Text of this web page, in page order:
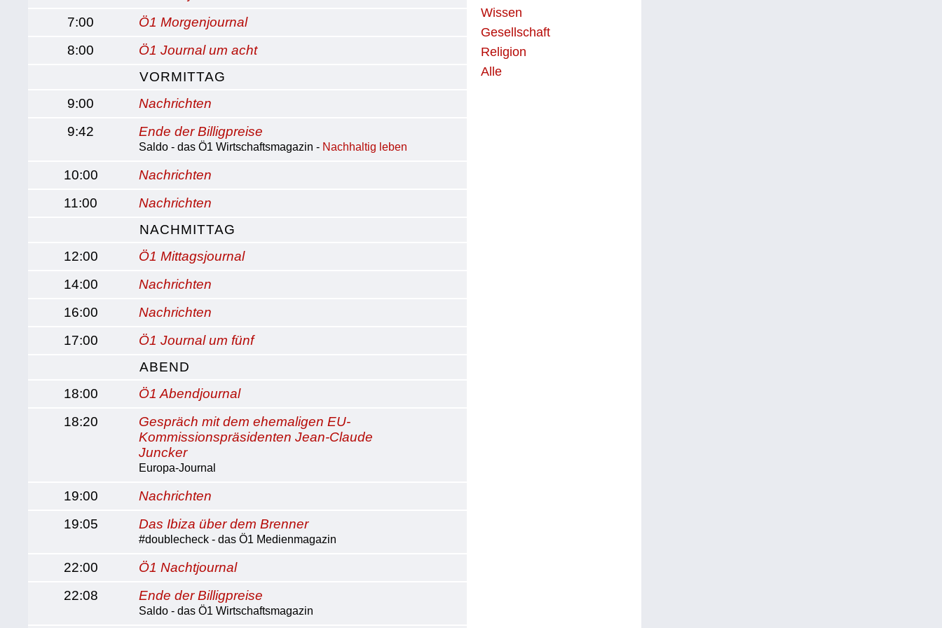
Wissen
Gesellschaft
Religion
Alle
7:00
Ö1 Morgenjournal
8:00
Ö1 Journal um acht
VORMITTAG
9:00
Nachrichten
9:42
Ende der Billigpreise
Saldo - das Ö1 Wirtschaftsmagazin - Nachhaltig leben
10:00
Nachrichten
11:00
Nachrichten
NACHMITTAG
12:00
Ö1 Mittagsjournal
14:00
Nachrichten
16:00
Nachrichten
17:00
Ö1 Journal um fünf
ABEND
18:00
Ö1 Abendjournal
18:20
Gespräch mit dem ehemaligen EU-
Kommissionspräsidenten Jean-Claude
Juncker
Europa-Journal
19:00
Nachrichten
19:05
Das Ibiza über dem Brenner
#doublecheck - das Ö1 Medienmagazin
22:00
Ö1 Nachtjournal
22:08
Ende der Billigpreise
Saldo - das Ö1 Wirtschaftsmagazin